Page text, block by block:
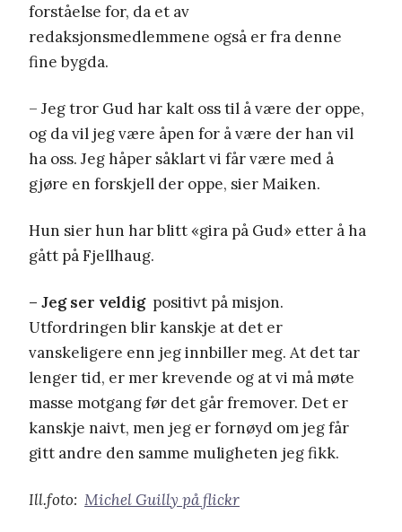
forståelse for, da et av
redaksjonsmedlemmene også er fra denne
fine bygda.
– Jeg tror Gud har kalt oss til å være der oppe,
og da vil jeg være åpen for å være der han vil
ha oss. Jeg håper såklart vi får være med å
gjøre en forskjell der oppe, sier Maiken.
Hun sier hun har blitt «gira på Gud» etter å ha
gått på Fjellhaug.
– Jeg ser veldigpositivt på misjon.
Utfordringen blir kanskje at det er
vanskeligere enn jeg innbiller meg. At det tar
lenger tid, er mer krevende og at vi må møte
masse motgang før det går fremover. Det er
kanskje naivt, men jeg er fornøyd om jeg får
gitt andre den samme muligheten jeg fikk.
Ill.foto: Michel Guilly på flickr